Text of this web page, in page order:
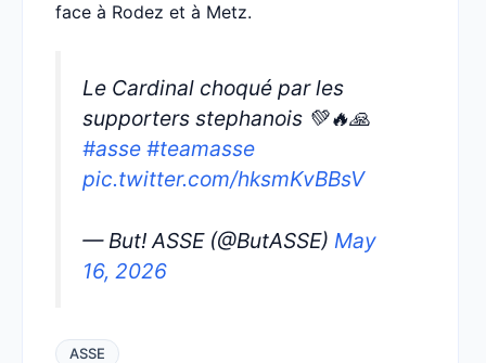
face à Rodez et à Metz.
Le Cardinal choqué par les
supporters stephanois 💚🔥🙏
#asse #teamasse
pic.twitter.com/hksmKvBBsV
— But! ASSE (@ButASSE) May
16, 2026
ASSE